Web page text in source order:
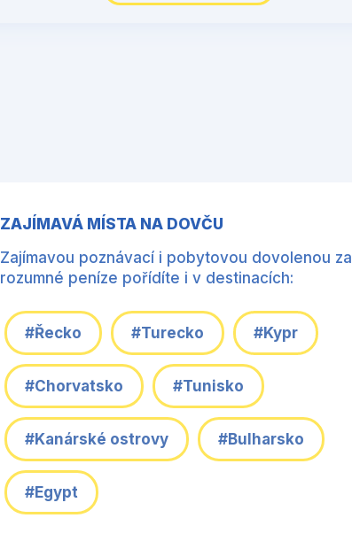
ZAJÍMAVÁ MÍSTA NA DOVČU
Zajímavou poznávací i pobytovou dovolenou za
rozumné peníze pořídíte i v destinacích:
#Řecko #Turecko #Kypr
#Chorvatsko #Tunisko
#Kanárské ostrovy #Bulharsko
#Egypt